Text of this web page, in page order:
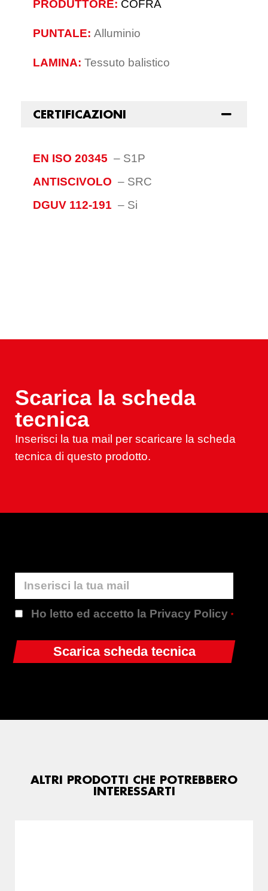
PRODUTTORE: COFRA
PUNTALE: Alluminio
LAMINA: Tessuto balistico
CERTIFICAZIONI
EN ISO 20345 – S1P
ANTISCIVOLO – SRC
DGUV 112-191 – Si
Scarica la scheda
tecnica
Inserisci la tua mail per scaricare la scheda
tecnica di questo prodotto.
Ho letto ed accetto la Privacy Policy*
ALTRI PRODOTTI CHE POTREBBERO
INTERESSARTI